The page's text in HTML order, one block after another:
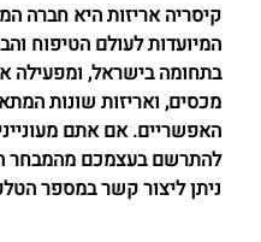
קיסריה אריזות היא חברה
המיועדות לעולם הטיפוח
בתחומה בישראל, ומפעילה
מכסים, ואריזות שונות
האפשריים. אם אתם
להתרשם בעצמכם מהמבחר
ניתן ליצור קשר במספר